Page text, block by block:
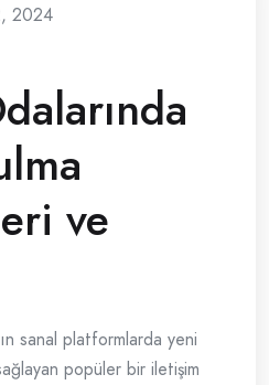
2024
ve
sanal platformlarda yeni
popüler bir iletişim